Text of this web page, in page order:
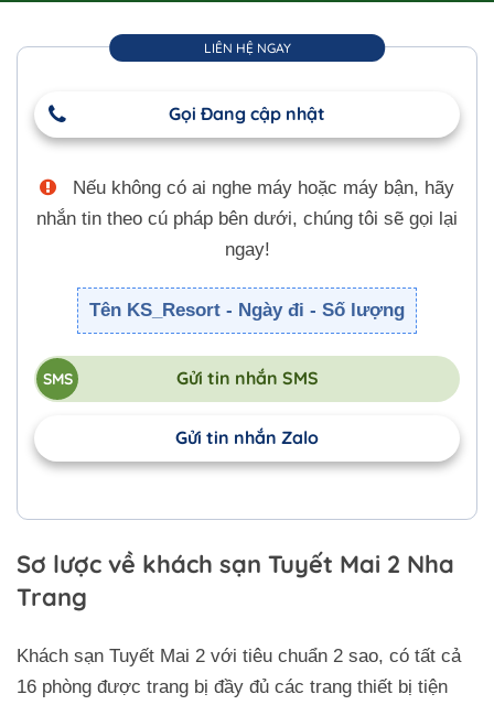
LIÊN HỆ NGAY
Gọi Đang cập nhật
Nếu không có ai nghe máy hoặc máy bận, hãy
nhắn tin theo cú pháp bên dưới, chúng tôi sẽ gọi lại
ngay!
Tên KS_Resort - Ngày đi - Số lượng
Gửi tin nhắn SMS
Gửi tin nhắn Zalo
Sơ lược về khách sạn Tuyết Mai 2 Nha
Trang
Khách sạn Tuyết Mai 2 với tiêu chuẩn 2 sao, có tất cả
16 phòng được trang bị đầy đủ các trang thiết bị tiện